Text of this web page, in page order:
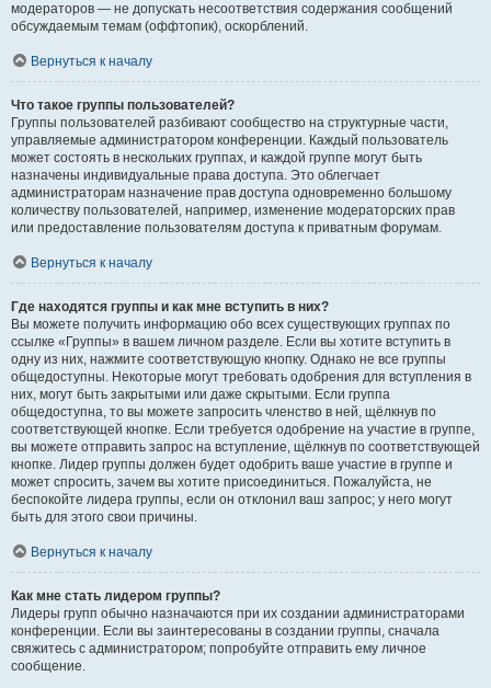
модераторов — не допускать несоответствия содержания сообщений
обсуждаемым темам (оффтопик), оскорблений.
Вернуться к началу
Что такое группы пользователей?
Группы пользователей разбивают сообщество на структурные части,
управляемые администратором конференции. Каждый пользователь
может состоять в нескольких группах, и каждой группе могут быть
назначены индивидуальные права доступа. Это облегчает
администраторам назначение прав доступа одновременно большому
количеству пользователей, например, изменение модераторских прав
или предоставление пользователям доступа к приватным форумам.
Вернуться к началу
Где находятся группы и как мне вступить в них?
Вы можете получить информацию обо всех существующих группах по
ссылке «Группы» в вашем личном разделе. Если вы хотите вступить в
одну из них, нажмите соответствующую кнопку. Однако не все группы
общедоступны. Некоторые могут требовать одобрения для вступления в
них, могут быть закрытыми или даже скрытыми. Если группа
общедоступна, то вы можете запросить членство в ней, щёлкнув по
соответствующей кнопке. Если требуется одобрение на участие в группе,
вы можете отправить запрос на вступление, щёлкнув по соответствующей
кнопке. Лидер группы должен будет одобрить ваше участие в группе и
может спросить, зачем вы хотите присоединиться. Пожалуйста, не
беспокойте лидера группы, если он отклонил ваш запрос; у него могут
быть для этого свои причины.
Вернуться к началу
Как мне стать лидером группы?
Лидеры групп обычно назначаются при их создании администраторами
конференции. Если вы заинтересованы в создании группы, сначала
свяжитесь с администратором; попробуйте отправить ему личное
сообщение.